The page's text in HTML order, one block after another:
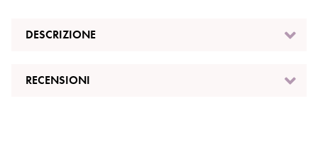
DESCRIZIONE
RECENSIONI